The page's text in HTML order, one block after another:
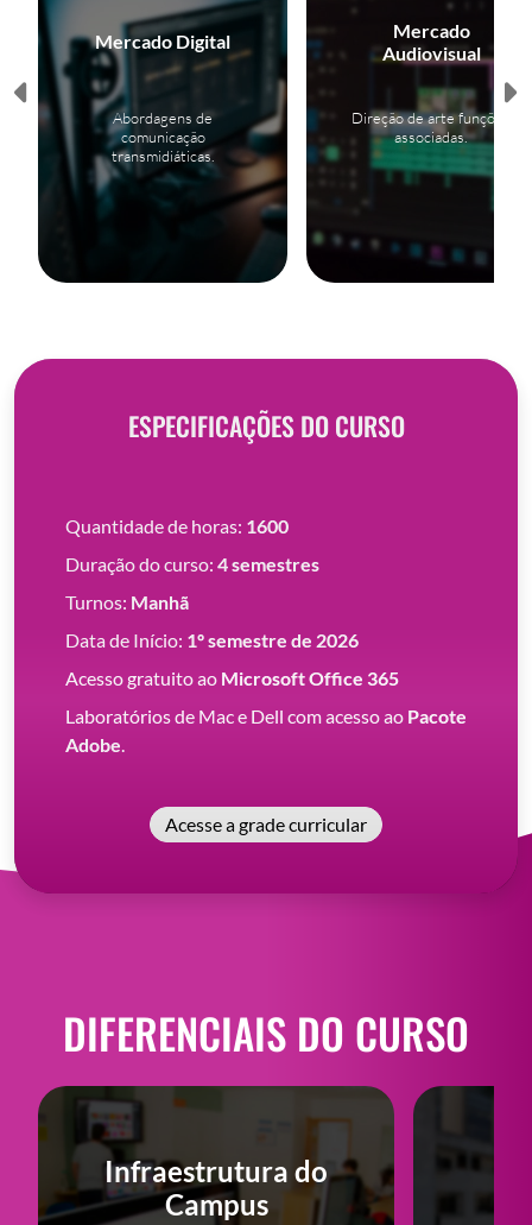
Mercado Digital
Abordagens de
comunicação
transmidiáticas.
Mercado
Audiovisual
Direção de arte funções
associadas.
DIFERENCIAIS DO CURSO
Infraestrutura do
Campus
ESPECIFICAÇÕES DO CURSO
Quantidade de horas: 1600
Duração do curso: 4 semestres
Turnos: Manhã
Data de Início: 1º semestre de 2026
Acesso gratuito ao Microsoft Office 365
Laboratórios de Mac e Dell com acesso ao Pacote
Adobe
Acesse a grade curricular